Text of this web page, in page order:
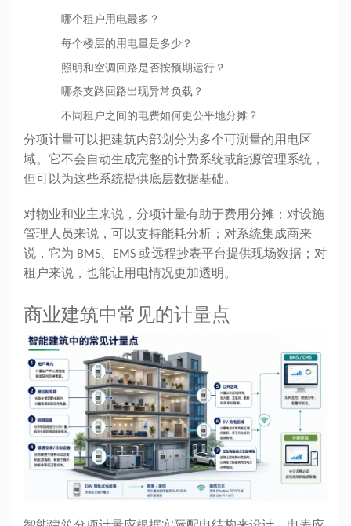
哪个租户用电最多？
每个楼层的用电量是多少？
照明和空调回路是否按预期运行？
哪条支路回路出现异常负载？
不同租户之间的电费如何更公平地分摊？
分项计量可以把建筑内部划分为多个可测量的用电区
域。它不会自动生成完整的计费系统或能源管理系统，
但可以为这些系统提供底层数据基础。
对物业和业主来说，分项计量有助于费用分摊；对设施
管理人员来说，可以支持能耗分析；对系统集成商来
说，它为 BMS、EMS 或远程抄表平台提供现场数据；对
租户来说，也能让用电情况更加透明。
商业建筑中常见的计量点